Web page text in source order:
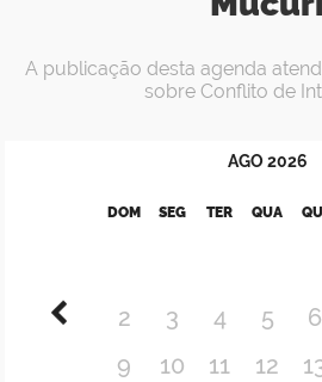
A publicação desta agenda
sobre Conflito de
AGO 2026
DOM SEG TER QUA QUI
2
3 4 5 6
9
10 11 12